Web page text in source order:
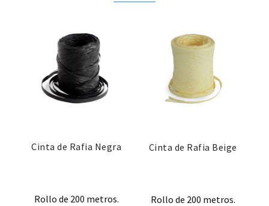
Cinta de Rafia Negra
Rollo de 200 metros.
Cinta de Rafia Beige
Rollo de 200 metros.